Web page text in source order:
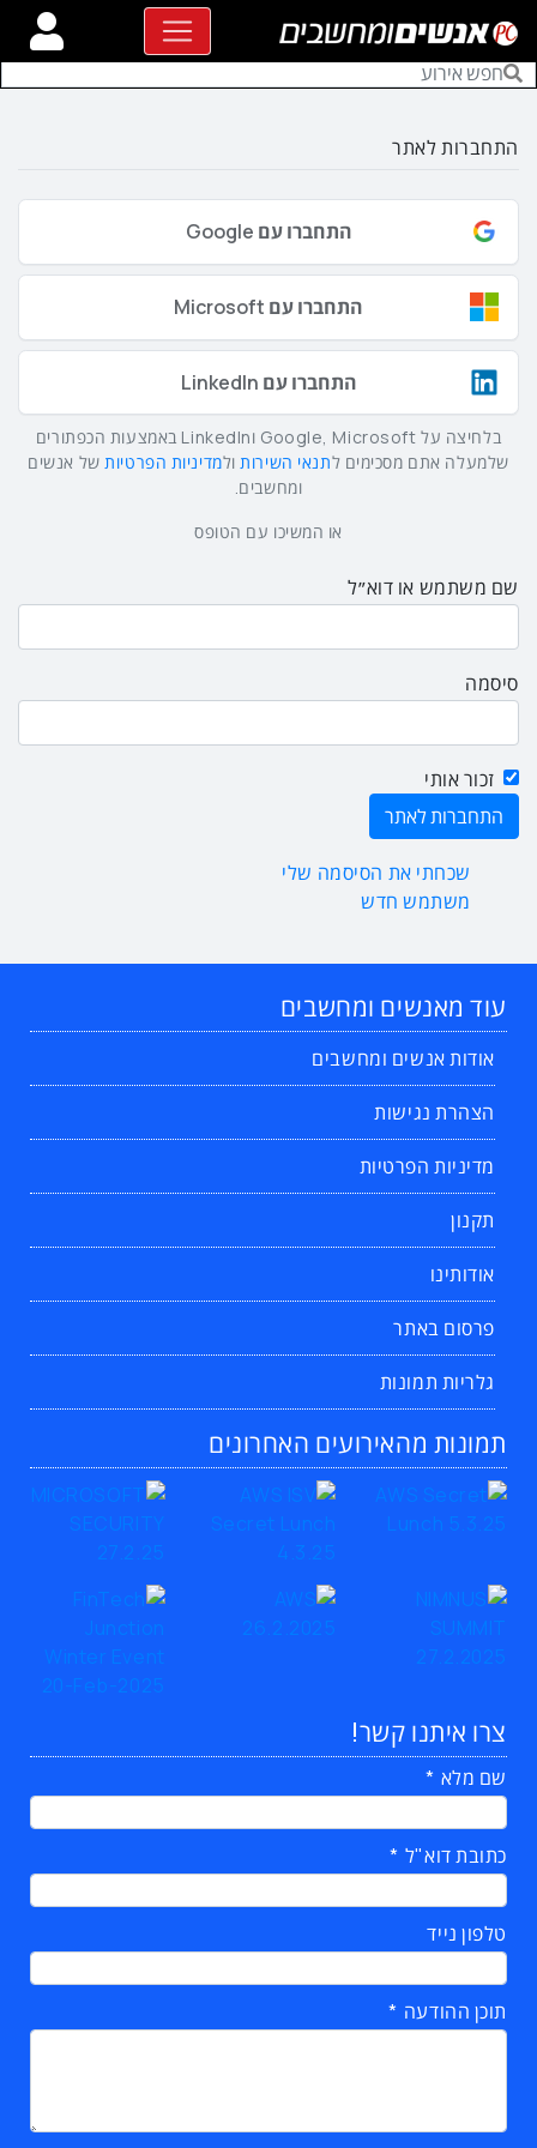
התחברות לאתר
התחברו עם Google
התחברו עם Microsoft
התחברו עם LinkedIn
בלחיצה על Google, Microsoft וLinkedIn באמצעות הכפתורים
שלמעלה אתם מסכימים לתנאי השירותולמדיניות הפרטיותשל אנשים
ומחשבים.
או המשיכו עם הטופס
שם משתמש או דוא״ל
סיסמה
זכור אותי
שכחתי את הסיסמה שלי
משתמש חדש
עוד מאנשים ומחשבים
אודות אנשים ומחשבים
הצהרת נגישות
מדיניות הפרטיות
תקנון
אודותינו
פרסום באתר
גלריות תמונות
תמונות מהאירועים האחרונים
צרו איתנו קשר!
שם מלא
כתובת דוא"ל
טלפון נייד
תוכן ההודעה